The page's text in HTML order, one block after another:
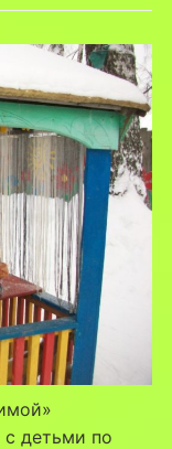
с детьми по